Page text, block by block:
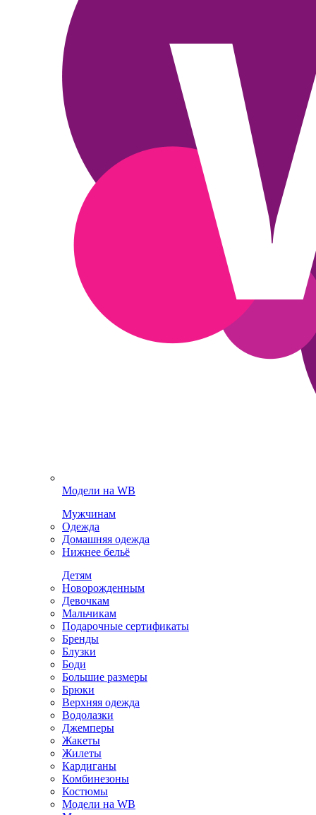
Модели на WB
Мужчинам
Одежда
Домашняя одежда
Нижнее бельё
Детям
Новорожденным
Девочкам
Мальчикам
Подарочные сертификаты
Бренды
Блузки
Боди
Большие размеры
Брюки
Верхняя одежда
Водолазки
Джемперы
Жакеты
Жилеты
Кардиганы
Комбинезоны
Костюмы
Модели на WB